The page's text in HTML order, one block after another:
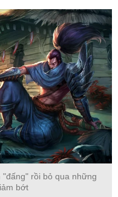
rồi bỏ qua những
bớt